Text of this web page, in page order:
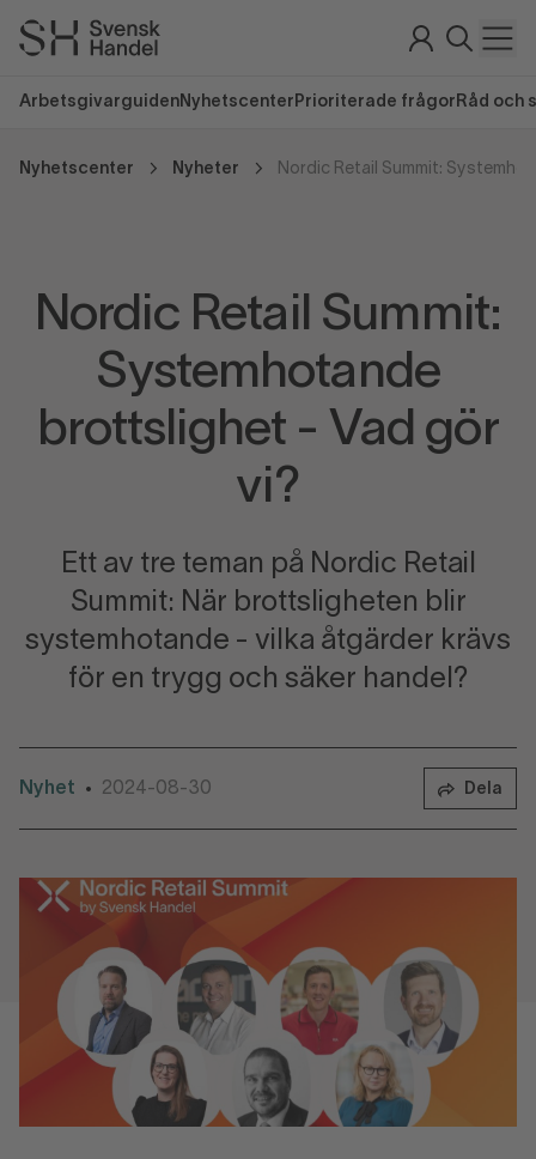
Arbetsgivarguiden Nyhetscenter Prioriterade frågor Råd och
Nyhetscenter Nyheter
Nordic Retail Summit:
Systemhotande
brottslighet - Vad gör
vi?
Ett av tre teman på Nordic Retail
Summit: När brottsligheten blir
systemhotande - vilka åtgärder krävs
för en trygg och säker handel?
Nyhet • 2024-08-30 Dela